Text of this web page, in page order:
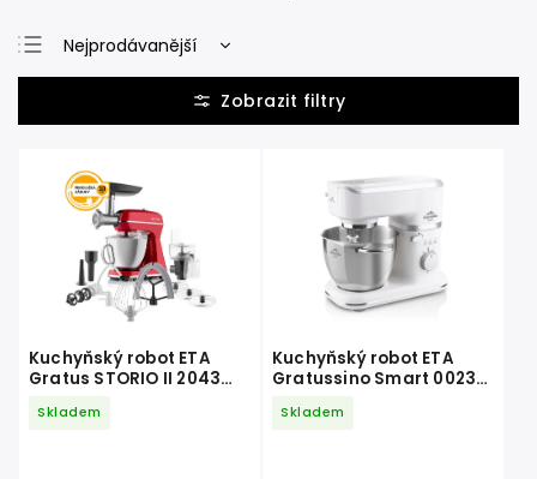
Nejprodávanější
Nejlevnější
Nejdražší
Kuchyňský robot ETA
Gratus STORIO II 2043
Skladem
Kuchyňský robot ETA
Gratussino Smart 0023
Skladem